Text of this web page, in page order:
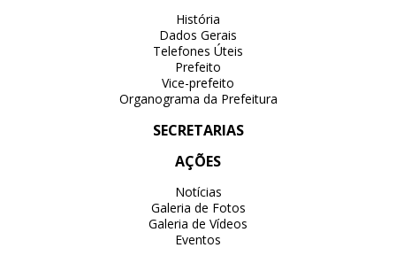
História
Dados Gerais
Telefones Úteis
Prefeito
Vice-prefeito
Organograma da Prefeitura
SECRETARIAS
AÇÕES
Notícias
Galeria de Fotos
Galeria de Vídeos
Eventos